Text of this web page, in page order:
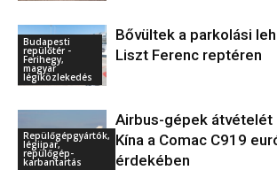
Budapesti
repülőtér -
Ferihegy,
magyar
légiközlekedés
Bővültek a parkolási
Liszt Ferenc reptéren
Repülőgépgyártók,
légiipar,
repülőgép-
karbantartás
Airbus-gépek
Kína a Comac C919
érdekében